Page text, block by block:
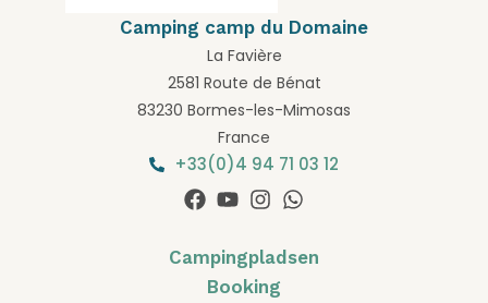
Camping camp du Domaine
La Favière
2581 Route de Bénat
83230 Bormes-les-Mimosas
France
+33(0)4 94 71 03 12
Campingpladsen
Booking